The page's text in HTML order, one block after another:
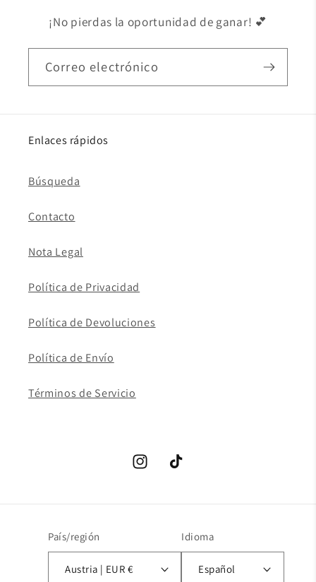
¡No pierdas la oportunidad de ganar! 💕
Correo electrónico
Enlaces rápidos
Búsqueda
Contacto
Nota Legal
Política de Privacidad
Política de Devoluciones
Política de Envío
Términos de Servicio
InstagramTikTok
País/región
Austria | EUR €
Idioma
Español